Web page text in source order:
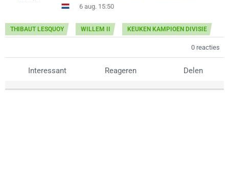
6 aug. 15:50
THIBAUT LESQUOY WILLEM II KEUKEN KAMPIOEN DIVISIE
0 reacties
Interessant Reageren Delen